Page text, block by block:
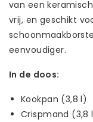
van een
vrij, en geschikt
eenvoudiger.
In de doos:
Kookpan (3,8 l)
Crispmand (3,8